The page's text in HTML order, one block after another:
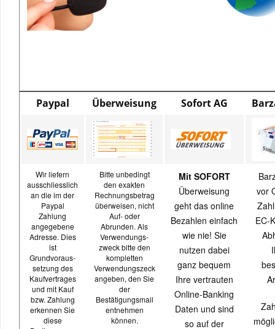
Paypal Überweisung Sofort AG
Wir liefern
ausschliesslich
an die im der
Paypal
Zahlung
angegebene
Adresse. Dies
ist
Grundvoraus-
setzung des
Kaufvertrages
und mit Kauf
bzw. Zahlung
erkennen Sie
diese
Bitte unbedingt
den exakten
Rechnungsbetrag
überweisen, nicht
Auf- oder
Abrunden. Als
Verwendungs-
zweck bitte den
kompletten
Verwendungszeck
angeben, den Sie
der
Bestätigungsmail
entnehmen
können.
Mit SOFORT
Überweisung
geht das online
Bezahlen einfach
wie nie! Sie
nutzen dabei
ganz bequem
Ihre vertrauten
Online-Banking
Daten und sind
so auf der
vor
EC-